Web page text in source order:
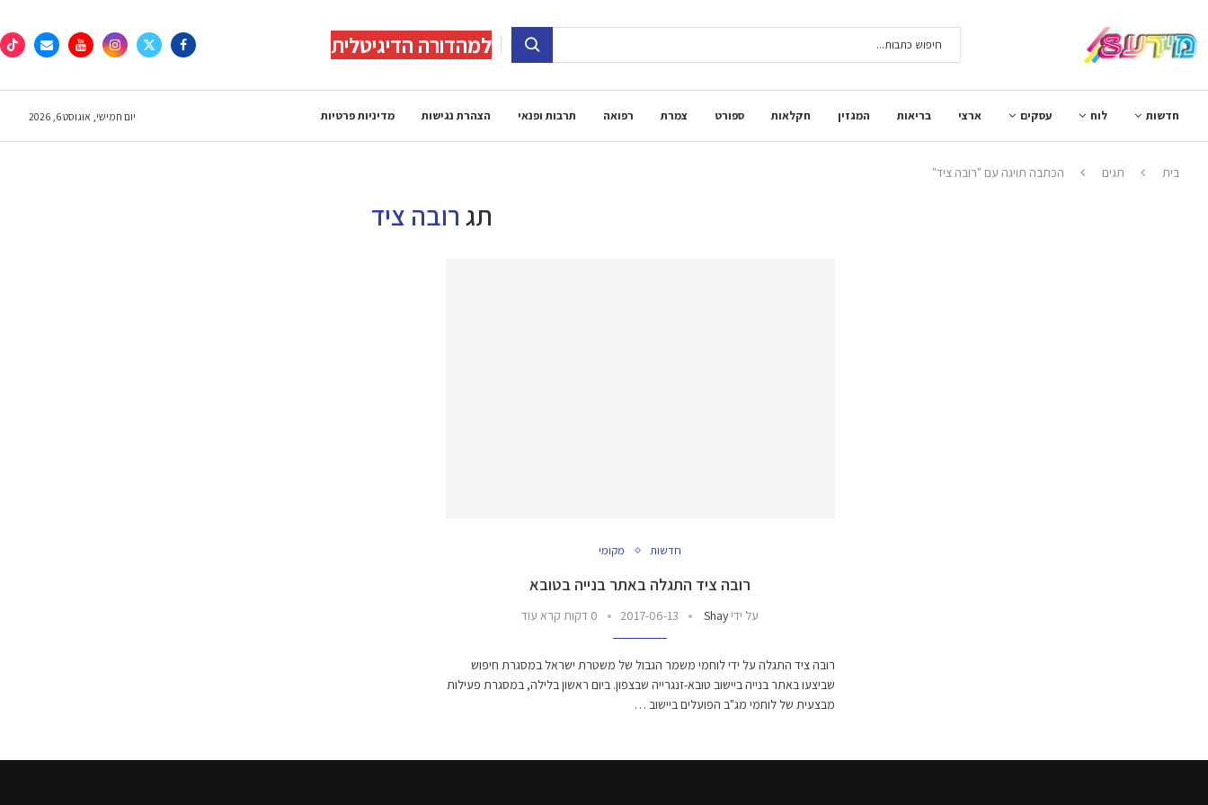
למהדורה הדיגיטלית
חדשות לוח עסקים ארצי בריאות המגזין חקלאות ספורט צמרת רפואה תרבות ופנאי הצהרת נגישות מדיניות פרטיות יום חמישי, אוגוסט 6, 2026
בית תגים הכתבה תויגה עם "רובה ציד"
תג רובה ציד
חדשות מקומי
רובה ציד התגלה באתר בנייה בטובא
על ידיShay
2017-06-13 0 דקות קרא עוד
רובה ציד התגלה על ידי לוחמי משמר הגבול של משטרת ישראל במסגרת חיפוש
שביצעו באתר בנייה ביישוב טובא-זנגרייה שבצפון. ביום ראשון בלילה, במסגרת פעילות
מבצעית של לוחמי מג"ב הפועלים ביישוב …